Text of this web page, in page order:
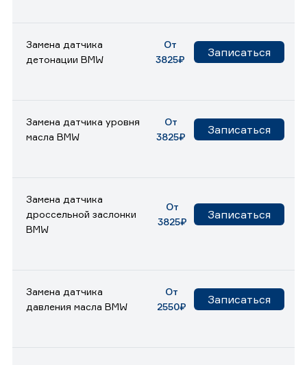
Замена датчика
детонации BMW
От
3825₽
Записаться
Замена датчика уровня
масла BMW
От
3825₽
Записаться
Замена датчика
дроссельной заслонки
BMW
От
3825₽
Записаться
Замена датчика
давления масла BMW
От
2550₽
Записаться